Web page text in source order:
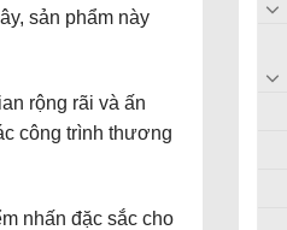
sản phẩm này
rộng rãi và ấn
công trình thương
nhấn đặc sắc cho